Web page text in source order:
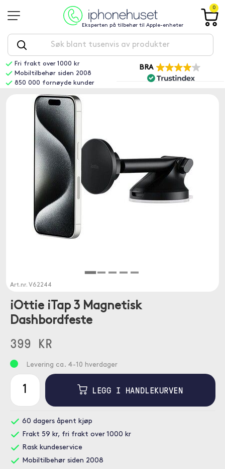
Eksperten på tilbehør til Apple-enheter
0
Fri frakt over 1000 kr
Mobiltilbehør siden 2008
850 000 fornøyde kunder
BRA
Art.nr. V62244
iOttie iTap 3 Magnetisk
Dashbordfeste
399 KR
Levering ca. 4-10 hverdager
LEGG I HANDLEKURVEN
60 dagers åpent kjøp
Frakt 59 kr, fri frakt over 1000 kr
Rask kundeservice
Mobiltilbehør siden 2008